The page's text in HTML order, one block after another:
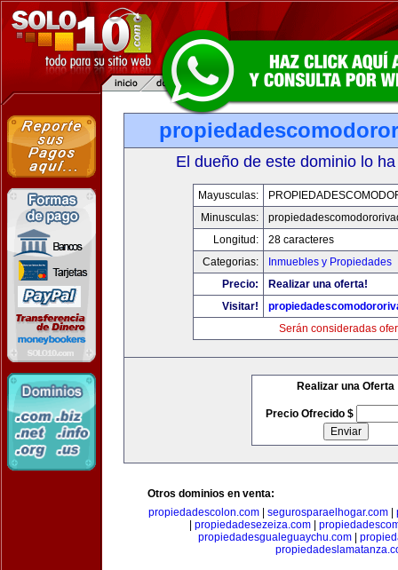
El dueño de este dominio lo
Mayusculas:
Minusculas:
Longitud:
28 caracteres
Categorias:
Inmuebles y Propiedades
Precio:
Realizar una oferta!
Visitar!
Serán consideradas
Realizar una Oferta
Precio Ofrecido $
Otros dominios en venta:
propiedadescolon.com| segurosparaelhogar.com|
propiedadesezeiza.com
propiedadesgualeguaychu.com|